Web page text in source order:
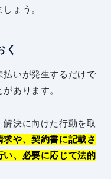
ょう。
く
いが発生するだけで
あります。
決に向けた行動を取
や、契約書に記載さ
、必要に応じて法的